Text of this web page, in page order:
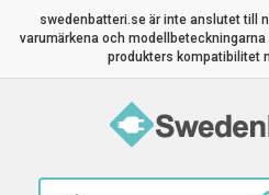
swedenbatteri.se är inte anslutet till
varumärkena och
produkters kompatibilitet